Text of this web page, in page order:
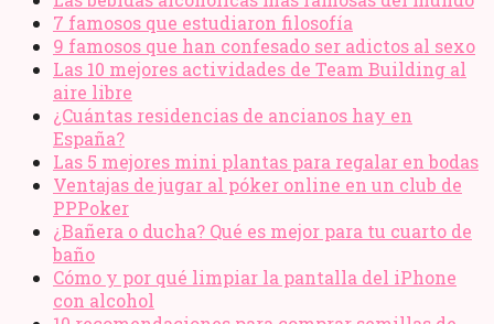
7 famosos que estudiaron filosofía
9 famosos que han confesado ser adictos al sexo
Las 10 mejores actividades de Team Building al
aire libre
¿Cuántas residencias de ancianos hay en
España?
Las 5 mejores mini plantas para regalar en bodas
Ventajas de jugar al póker online en un club de
PPPoker
¿Bañera o ducha? Qué es mejor para tu cuarto de
baño
Cómo y por qué limpiar la pantalla del iPhone
con alcohol